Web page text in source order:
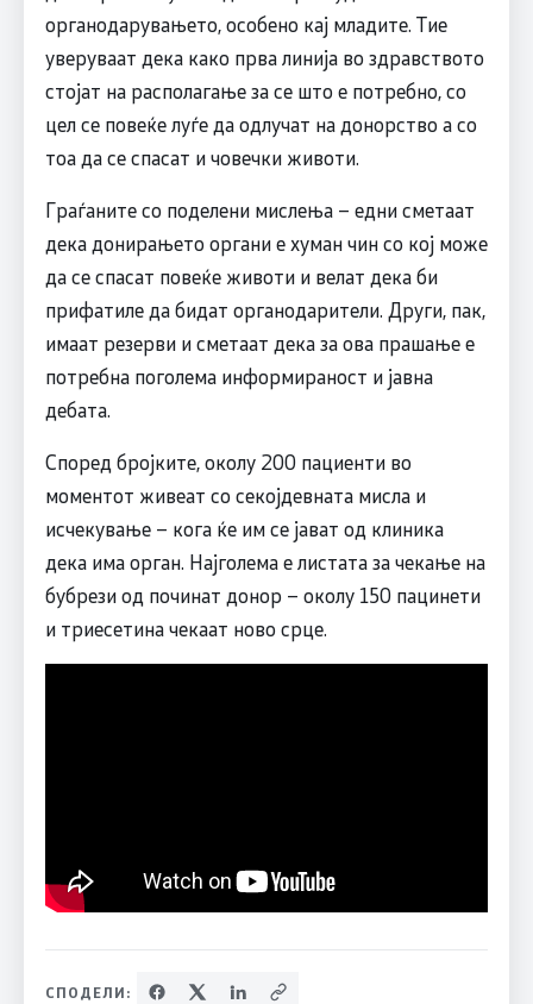
органодарувањето, особено кај младите. Тие
уверуваат дека како прва линија во здравството
стојат на располагање за се што е потребно, со
цел се повеќе луѓе да одлучат на донорство а со
тоа да се спасат и човечки животи.
Граѓаните со поделени мислења – едни сметаат
дека донирањето органи е хуман чин со кој може
да се спасат повеќе животи и велат дека би
прифатиле да бидат органодарители. Други, пак,
имаат резерви и сметаат дека за ова прашање е
потребна поголема информираност и јавна
дебата.
Според бројките, околу 200 пациенти во
моментот живеат со секојдевната мисла и
исчекување – кога ќе им се јават од клиника
дека има орган. Најголема е листата за чекање на
бубрези од починат донор – околу 150 пацинети
и триесетина чекаат ново срце.
СПОДЕЛИ: